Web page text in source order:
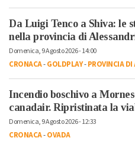
Da Luigi Tenco a Shiva: le
nella provincia di
Domenica, 9 Agosto 2026 - 14:00
CRONACA-GOLDPLAY-PROVINCIA
Incendio boschivo a
canadair. Ripristinata la
Domenica, 9 Agosto 2026 - 12:33
CRONACA-OVADA